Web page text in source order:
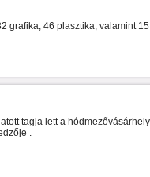
grafika, 46 plasztika, valamint
tagja lett a
.